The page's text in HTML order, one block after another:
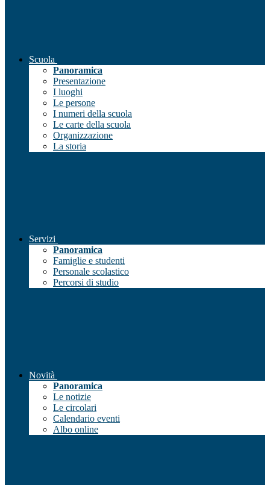
Scuola
Panoramica
Presentazione
I luoghi
Le persone
I numeri della scuola
Le carte della scuola
Organizzazione
La storia
Servizi
Panoramica
Famiglie e studenti
Personale scolastico
Percorsi di studio
Novità
Panoramica
Le notizie
Le circolari
Calendario eventi
Albo online